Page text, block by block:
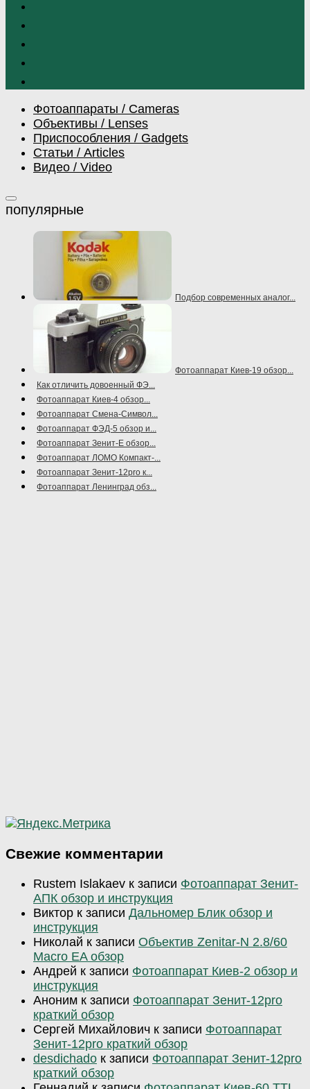
Фотоаппараты / Cameras
Объективы / Lenses
Приспособления / Gadgets
Статьи / Articles
Видео / Video
Подбор современных аналог...
Фотоаппарат Киев-19 обзор...
Как отличить довоенный ФЭ...
Фотоаппарат Киев-4 обзор...
Фотоаппарат Смена-Символ...
Фотоаппарат ФЭД-5 обзор и...
Фотоаппарат Зенит-Е обзор...
Фотоаппарат ЛОМО Компакт-...
Фотоаппарат Зенит-12pro к...
Фотоаппарат Ленинград обз...
Свежие комментарии
Rustem Islakaev к записи Фотоаппарат Зенит-
АПК обзор и инструкция
Виктор к записи Дальномер Блик обзор и
инструкция
Николай к записи Объектив Zenitar-N 2.8/60
Macro EA обзор
Андрей к записи Фотоаппарат Киев-2 обзор и
инструкция
Аноним к записи Фотоаппарат Зенит-12pro
краткий обзор
Сергей Михайлович к записи Фотоаппарат
Зенит-12pro краткий обзор
desdichado к записи Фотоаппарат Зенит-12pro
краткий обзор